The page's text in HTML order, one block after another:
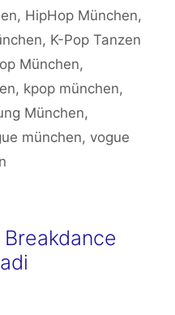
, HipHop München,
, K-Pop Tanzen
München,
, kpop münchen,
München,
münchen, vogue